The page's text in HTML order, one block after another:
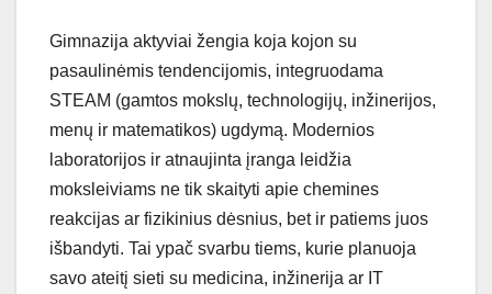
Gimnazija aktyviai žengia koja kojon su
pasaulinėmis tendencijomis, integruodama
STEAM (gamtos mokslų, technologijų, inžinerijos,
menų ir matematikos) ugdymą. Modernios
laboratorijos ir atnaujinta įranga leidžia
moksleiviams ne tik skaityti apie chemines
reakcijas ar fizikinius dėsnius, bet ir patiems juos
išbandyti. Tai ypač svarbu tiems, kurie planuoja
savo ateitį sieti su medicina, inžinerija ar IT